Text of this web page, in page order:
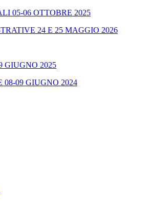
05-06 OTTOBRE 2025
24 E 25 MAGGIO 2026
GIUGNO 2025
08-09 GIUGNO 2024